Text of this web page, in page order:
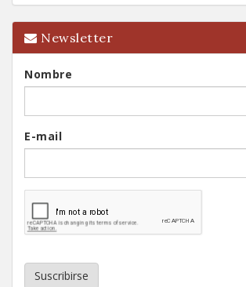
Newsletter
Nombre
E-mail
Suscribirse